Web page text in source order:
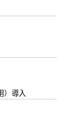
）導入